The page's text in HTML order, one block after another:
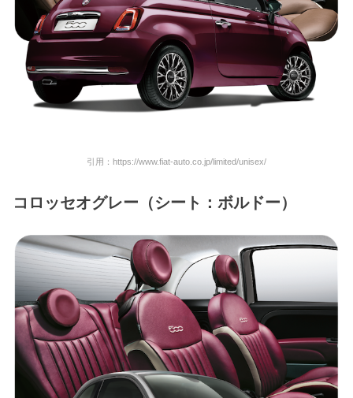
引用：https://www.fiat-auto.co.jp/limited/unisex/
コロッセオグレー （シート：ボルドー）